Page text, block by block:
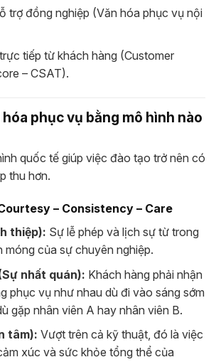
trợ đồng nghiệp (Văn hóa phục vụ nội
tiếp từ khách hàng (Customer
– CSAT).
phục vụ bằng mô hình nào
quốc tế giúp việc đào tạo trở nên có
thu hơn.
– Consistency – Care
thiệp): Sự lễ phép và lịch sự từ trong
móng của sự chuyên nghiệp.
nhất quán): Khách hàng phải nhận
phục vụ như nhau dù đi vào sáng sớm
gặp nhân viên A hay nhân viên B.
tâm): Vượt trên cả kỹ thuật, đó là việc
xúc và sức khỏe tổng thể của